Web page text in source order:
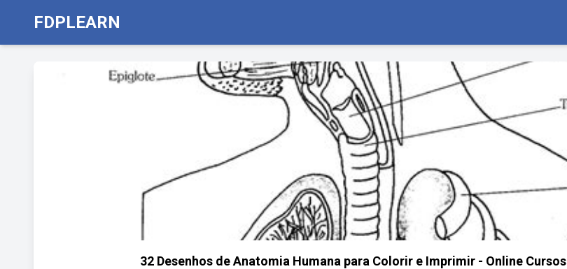
FDPLEARN
32 Desenhos de Anatomia Humana para Colorir e Imprimir - Online Cursos